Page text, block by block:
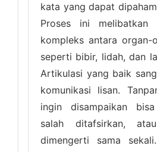
kata yang dapat
Proses ini melibatkan
kompleks antara organ-
seperti bibir, lidah, dan
Artikulasi yang baik
komunikasi lisan.
ingin disampaikan
salah ditafsirkan,
dimengerti sama